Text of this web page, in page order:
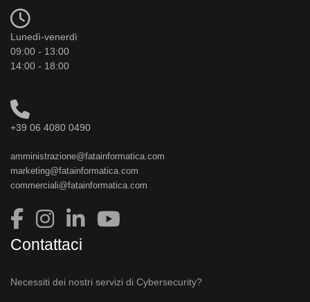
Lunedì-venerdì
09:00 - 13:00
14:00 - 18:00
+39 06 4080 0490
amministrazione@fatainformatica.com
marketing@fatainformatica.com
commerciali@fatainformatica.com
Contattaci
Necessiti dei nostri servizi di Cybersecurity?